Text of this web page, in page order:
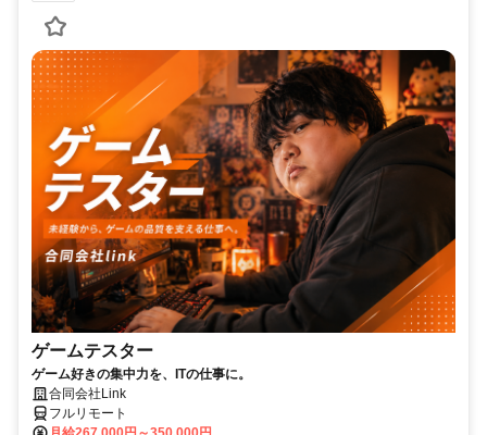
ゲームテスター
ゲーム好きの集中力を、ITの仕事に。
合同会社Link
フルリモート